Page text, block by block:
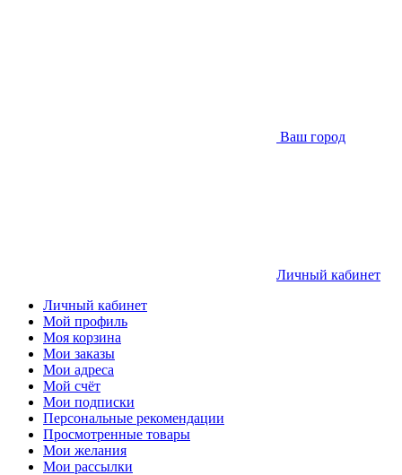
Ваш город
Личный кабинет
Личный кабинет
Мой профиль
Моя корзина
Мои заказы
Мои адреса
Мой счёт
Мои подписки
Персональные рекомендации
Просмотренные товары
Мои желания
Мои рассылки